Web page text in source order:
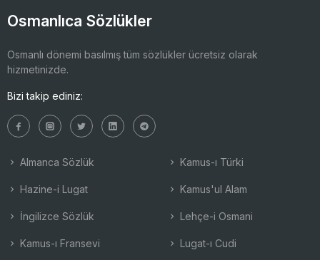
Osmanlıca Sözlükler
Osmanlı dönemi basılmış tüm sözlükler ücretsiz olarak
hizmetinizde.
Bizi takip ediniz:
Almanca Sözlük
Hazine-i Lugat
İngilizce Sözlük
Kamus-ı Fransevi
Kamus-ı Türki
Kamus'ul Alam
Lehçe-i Osmani
Lugat-ı Cudi